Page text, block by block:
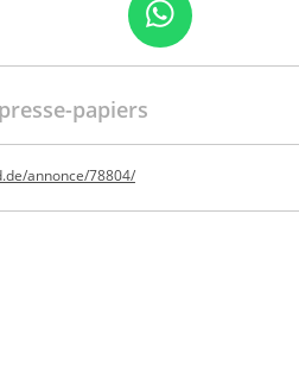
papiers
annonce/78804/